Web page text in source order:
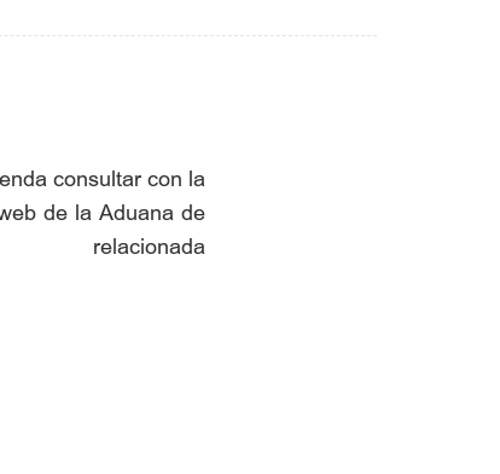
consultar con la
de la Aduana de